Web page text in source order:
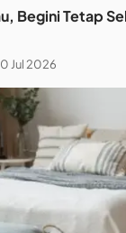
Begini Tetap
Jul 2026